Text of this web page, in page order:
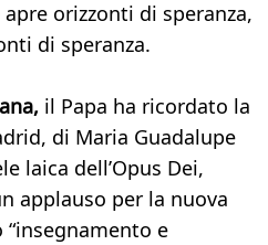
orizzonti di speranza,
di speranza.
il Papa ha ricordato la
di Maria Guadalupe
laica dell’Opus Dei,
applauso per la nuova
e